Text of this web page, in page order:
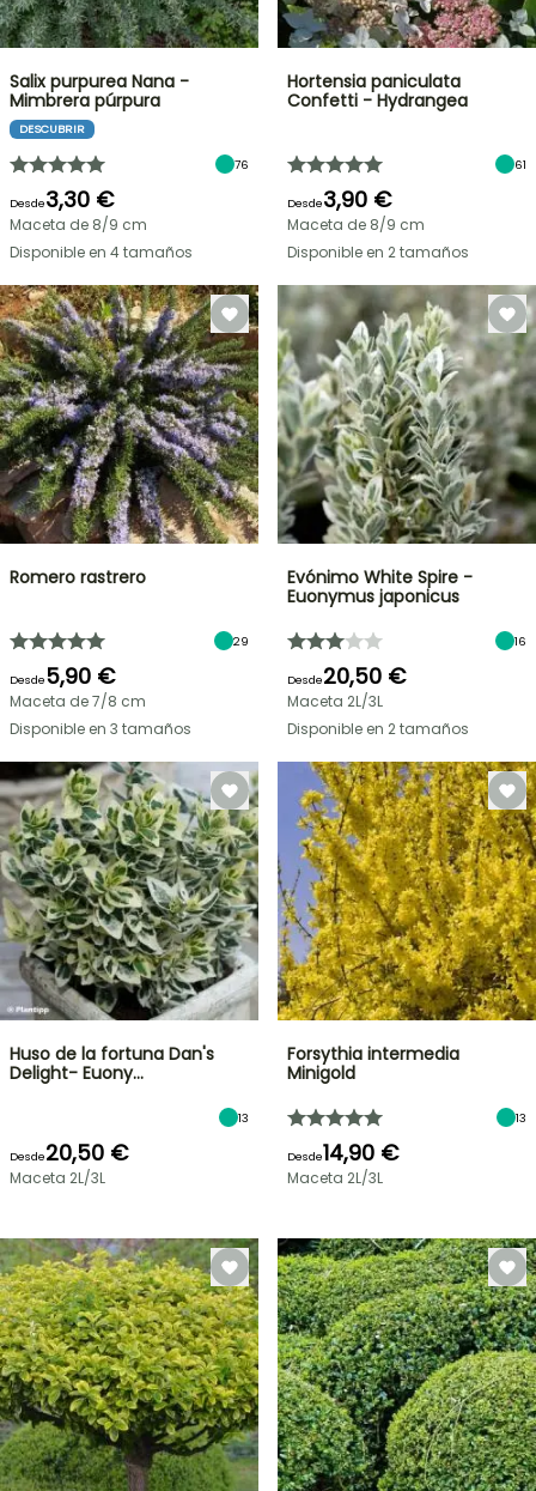
Salix purpurea Nana -
Mimbrera púrpura
DESCUBRIR
76
Desde3,30 €
Maceta de 8/9 cm
Disponible en 4 tamaños
Hortensia paniculata
Confetti - Hydrangea
61
Desde3,90 €
Maceta de 8/9 cm
Disponible en 2 tamaños
Romero rastrero
29
Desde5,90 €
Maceta de 7/8 cm
Disponible en 3 tamaños
Evónimo White Spire -
Euonymus japonicus
16
Desde20,50 €
Maceta 2L/3L
Disponible en 2 tamaños
Huso de la fortuna Dan's
Delight- Euony…
13
Desde20,50 €
Maceta 2L/3L
Forsythia intermedia
Minigold
13
Desde14,90 €
Maceta 2L/3L